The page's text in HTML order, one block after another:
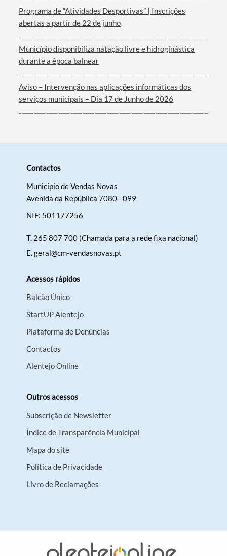
Programa de “Atividades Desportivas” | Inscrições
abertas a partir de 22 de junho
Município disponibiliza natação livre e hidroginástica
durante a época balnear
Aviso – Intervenção nas aplicações informáticas dos
serviços municipais – Dia 17 de Junho de 2026
Contactos
Município de Vendas Novas
Avenida da República 7080 - 099
NIF: 501177256
T. 265 807 700 (Chamada para a rede fixa nacional)
E.geral@cm-vendasnovas.pt
Acessos rápidos
Balcão Único
StartUP Alentejo
Plataforma de Denúncias
Contactos
Alentejo Online
Outros acessos
Subscrição de Newsletter
Índice de Transparência Municipal
Mapa do site
Política de Privacidade
Livro de Reclamações